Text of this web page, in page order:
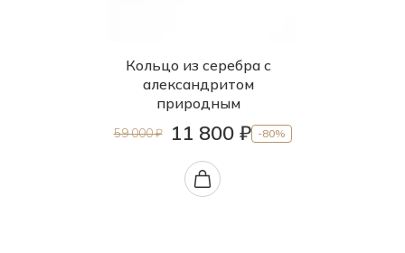
Кольцо из серебра с
александритом
природным
59 000 ₽ 11 800 ₽ -80%